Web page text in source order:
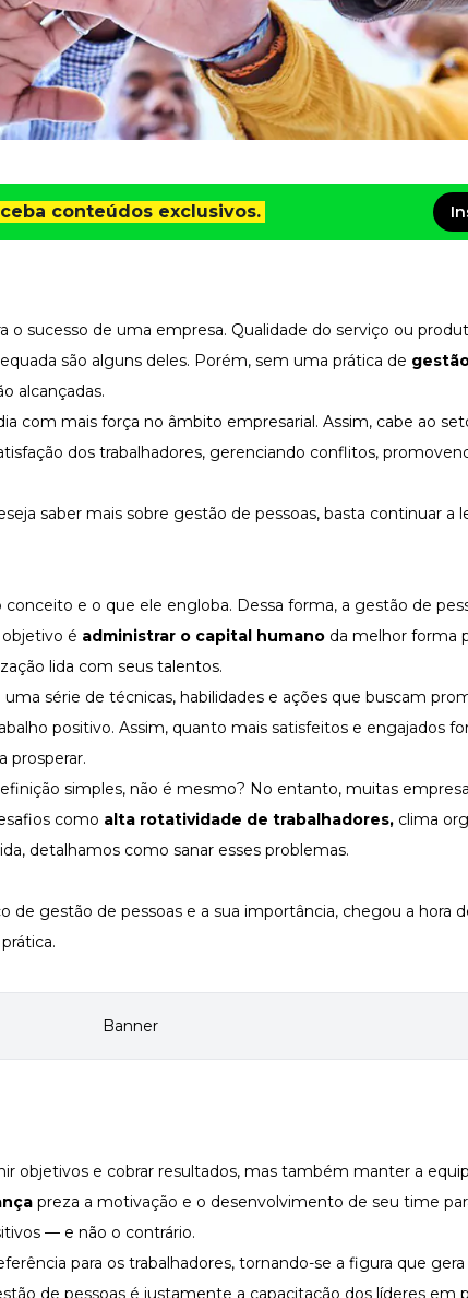
conteúdos exclusivos.
o sucesso de uma empresa. Qualidade do serviço ou
são alguns deles. Porém, sem uma prática de
alcançadas.
com mais força no âmbito empresarial. Assim, cabe ao
dos trabalhadores, gerenciando conflitos,
saber mais sobre gestão de pessoas, basta continuar a
e o que ele engloba. Dessa forma, a gestão de
é administrar o capital humano da melhor forma
lida com seus talentos.
série de técnicas, habilidades e ações que buscam
positivo. Assim, quanto mais satisfeitos e engajados
prosperar.
simples, não é mesmo? No entanto, muitas
como alta rotatividade de trabalhadores, clima
detalhamos como sanar esses problemas.
gestão de pessoas e a sua importância, chegou a hora
objetivos e cobrar resultados, mas também manter a
preza a motivação e o desenvolvimento de seu time
— e não o contrário.
para os trabalhadores, tornando-se a figura que
de pessoas é justamente a capacitação dos líderes em